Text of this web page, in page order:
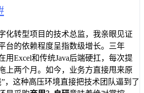
化转型项目的技术总监，我亲眼见证
台的依赖程度呈指数级增长。三年
用Excel和传统Java后端硬扛，每次提
上两个月。如今，业务方直接甩来原
，这种高压环境直接把技术团队逼到了